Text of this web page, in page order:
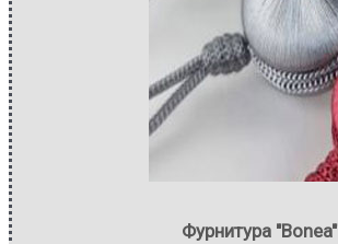
Фурнитура "Bonea"